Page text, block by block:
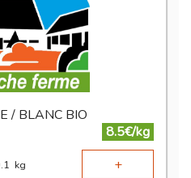
/ BLANC BIO
8.5€/kg
kg +